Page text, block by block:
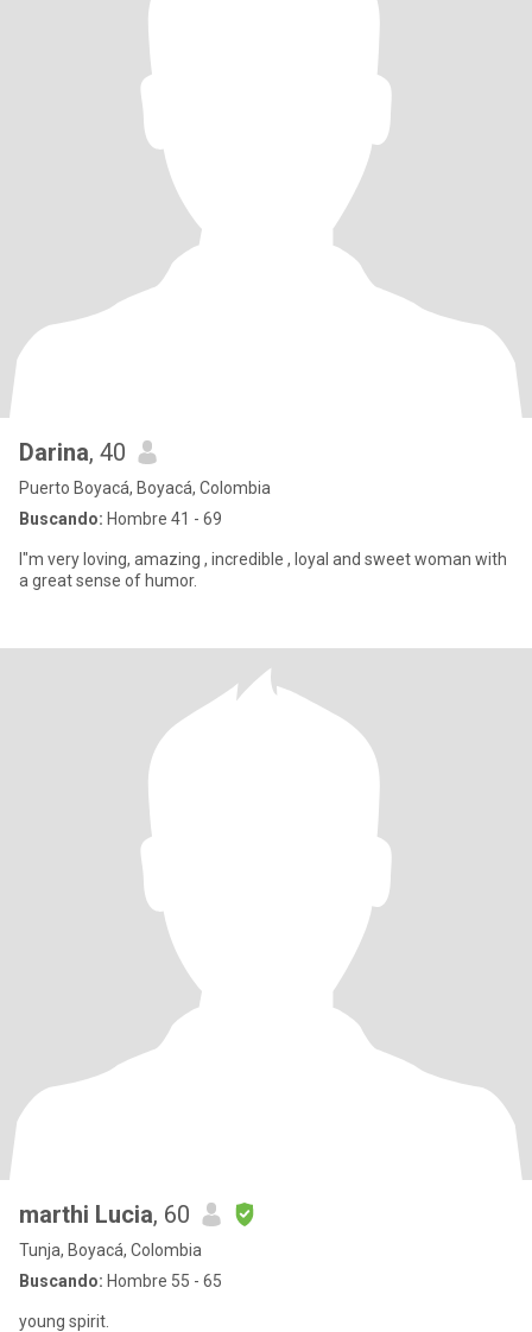
Darina, 40
Puerto Boyacá, Boyacá, Colombia
Buscando: Hombre 41 - 69
I"m very loving, amazing , incredible , loyal and sweet woman with
a great sense of humor.
marthi Lucia, 60
Tunja, Boyacá, Colombia
Buscando: Hombre 55 - 65
young spirit.